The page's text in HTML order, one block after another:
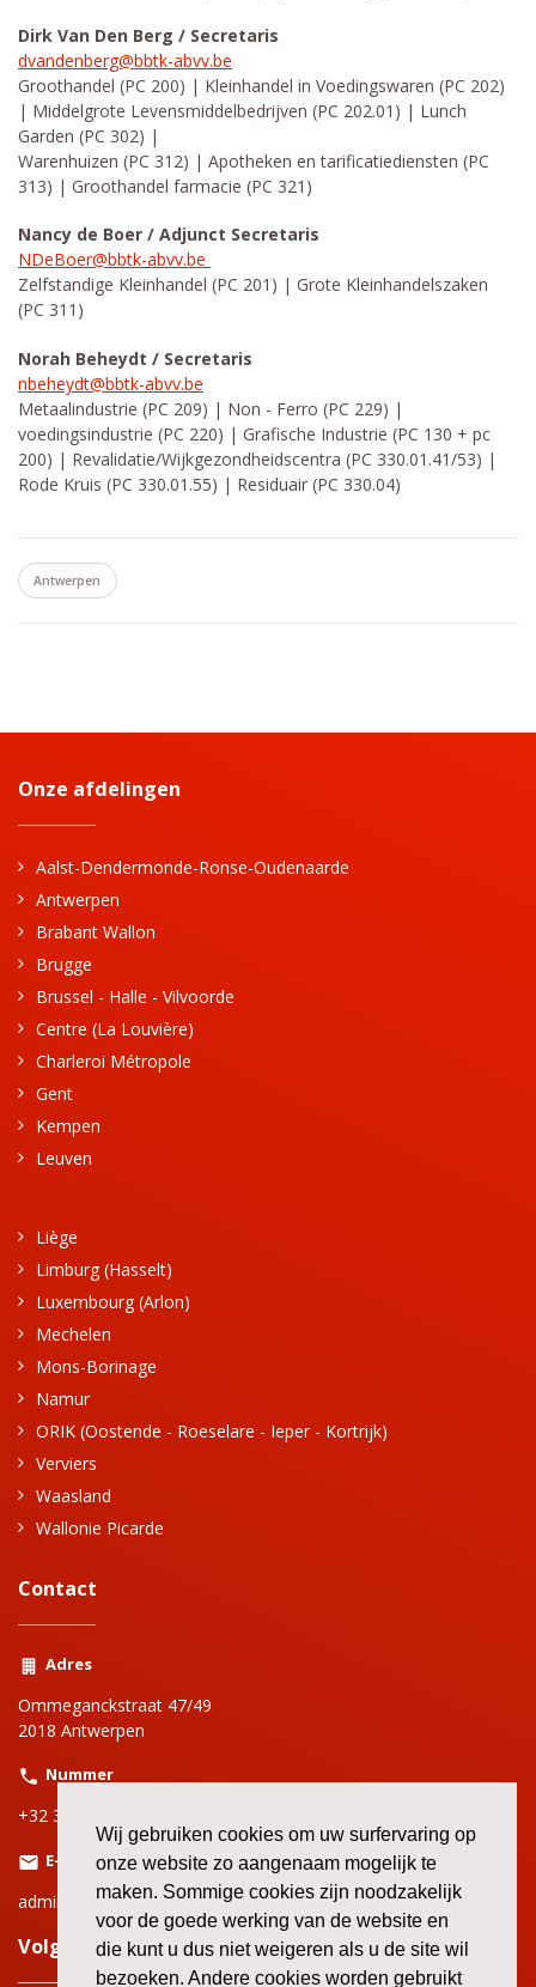
Wij gebruiken cookies om uw surfervaring op
onze website zo aangenaam mogelijk te
maken. Sommige cookies zijn noodzakelijk
voor de goede werking van de website en
die kunt u dus niet weigeren als u de site wil
bezoeken. Andere cookies worden gebruikt
Dirk Van Den Berg / Secretaris
dvandenberg@bbtk-abvv.be
Groothandel (PC 200) | Kleinhandel in Voedingswaren (PC 202)
| Middelgrote Levensmiddelbedrijven (PC 202.01) | Lunch
Garden (PC 302) |
Warenhuizen (PC 312) | Apotheken en tarificatiediensten (PC
313) | Groothandel farmacie (PC 321)
Nancy de Boer / Adjunct Secretaris
NDeBoer@bbtk-abvv.be
Zelfstandige Kleinhandel (PC 201) | Grote Kleinhandelszaken
(PC 311)
Norah Beheydt / Secretaris
nbeheydt@bbtk-abvv.be
Metaalindustrie (PC 209) | Non - Ferro (PC 229) |
voedingsindustrie (PC 220) | Grafische Industrie (PC 130 + pc
200) | Revalidatie/Wijkgezondheidscentra (PC 330.01.41/53) |
Rode Kruis (PC 330.01.55) | Residuair (PC 330.04)
Antwerpen
Onze afdelingen
Aalst-Dendermonde-Ronse-Oudenaarde
Antwerpen
Brabant Wallon
Brugge
Brussel - Halle - Vilvoorde
Centre (La Louvière)
Charleroi Métropole
Gent
Kempen
Leuven
Liège
Limburg (Hasselt)
Luxembourg (Arlon)
Mechelen
Mons-Borinage
Namur
ORIK (Oostende - Roeselare - Ieper - Kortrijk)
Verviers
Waasland
Wallonie Picarde
Contact
Adres
Ommeganckstraat 47/49
2018 Antwerpen
Nummer
+32 3 220 69 00
E-mail
adminbbtkantwerpen@bbtk-abvv.be
Volg onze andere kanalen!